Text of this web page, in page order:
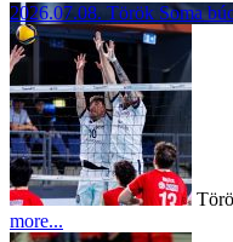
2026.07.08. Török Soma
more...